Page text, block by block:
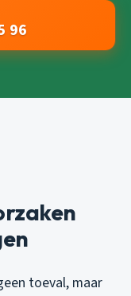
96
toeval, maar